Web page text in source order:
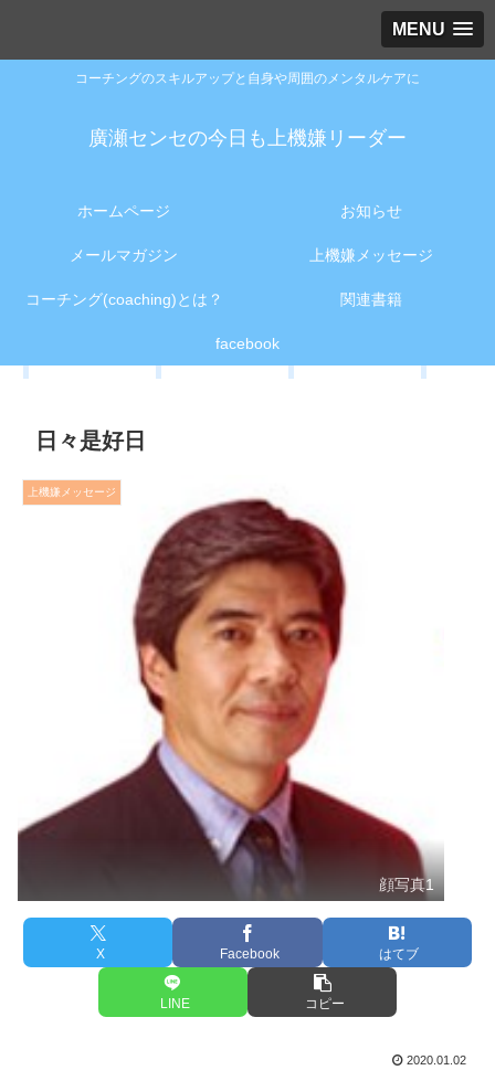
MENU
コーチングのスキルアップと自身や周囲のメンタルケアに
廣瀬センセの今日も上機嫌リーダー
ホームページ お知らせ
メールマガジン 上機嫌メッセージ
コーチング(coaching)とは？ 関連書籍
facebook
日々是好日
上機嫌メッセージ
顔写真1
X Facebook はてブ
LINE コピー
2020.01.02